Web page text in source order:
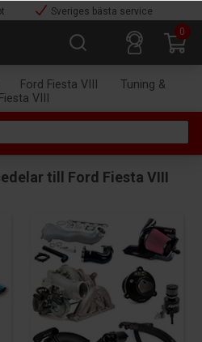
Sveriges bästa service
0
Ford Fiesta VIII
Tuning &
VIII
till Ford Fiesta VIII